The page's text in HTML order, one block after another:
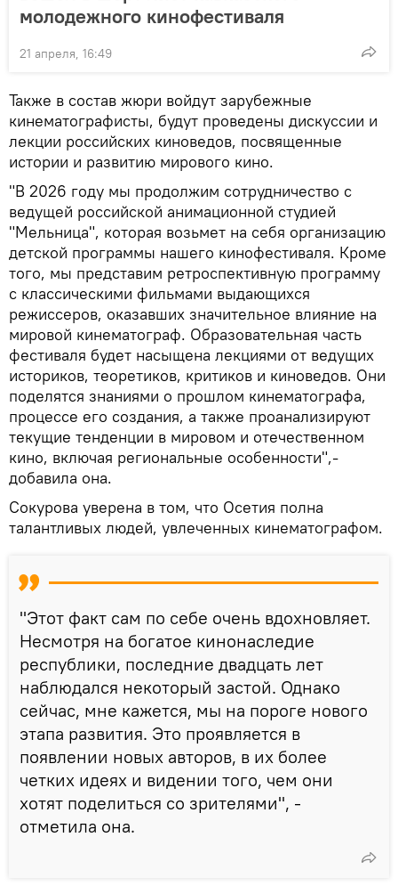
молодежного кинофестиваля
21 апреля, 16:49
Также в состав жюри войдут зарубежные
кинематографисты, будут проведены дискуссии и
лекции российских киноведов, посвященные
истории и развитию мирового кино.
"В 2026 году мы продолжим сотрудничество с
ведущей российской анимационной студией
"Мельница", которая возьмет на себя организацию
детской программы нашего кинофестиваля. Кроме
того, мы представим ретроспективную программу
с классическими фильмами выдающихся
режиссеров, оказавших значительное влияние на
мировой кинематограф. Образовательная часть
фестиваля будет насыщена лекциями от ведущих
историков, теоретиков, критиков и киноведов. Они
поделятся знаниями о прошлом кинематографа,
процессе его создания, а также проанализируют
текущие тенденции в мировом и отечественном
кино, включая региональные особенности",-
добавила она.
Сокурова уверена в том, что Осетия полна
талантливых людей, увлеченных кинематографом.
"Этот факт сам по себе очень вдохновляет.
Несмотря на богатое кинонаследие
республики, последние двадцать лет
наблюдался некоторый застой. Однако
сейчас, мне кажется, мы на пороге нового
этапа развития. Это проявляется в
появлении новых авторов, в их более
четких идеях и видении того, чем они
хотят поделиться со зрителями", -
отметила она.